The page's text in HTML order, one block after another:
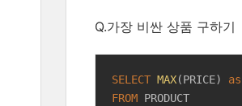
Q.가장 비싼 상품 구하기
SELECT MAX(PRICE) as
FROM PRODUCT